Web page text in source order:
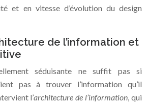
et en vitesse d’évolution du design
de l’information et
séduisante ne suffit pas si
pas à trouver l’information qu’il
l’architecture de l’information, qui